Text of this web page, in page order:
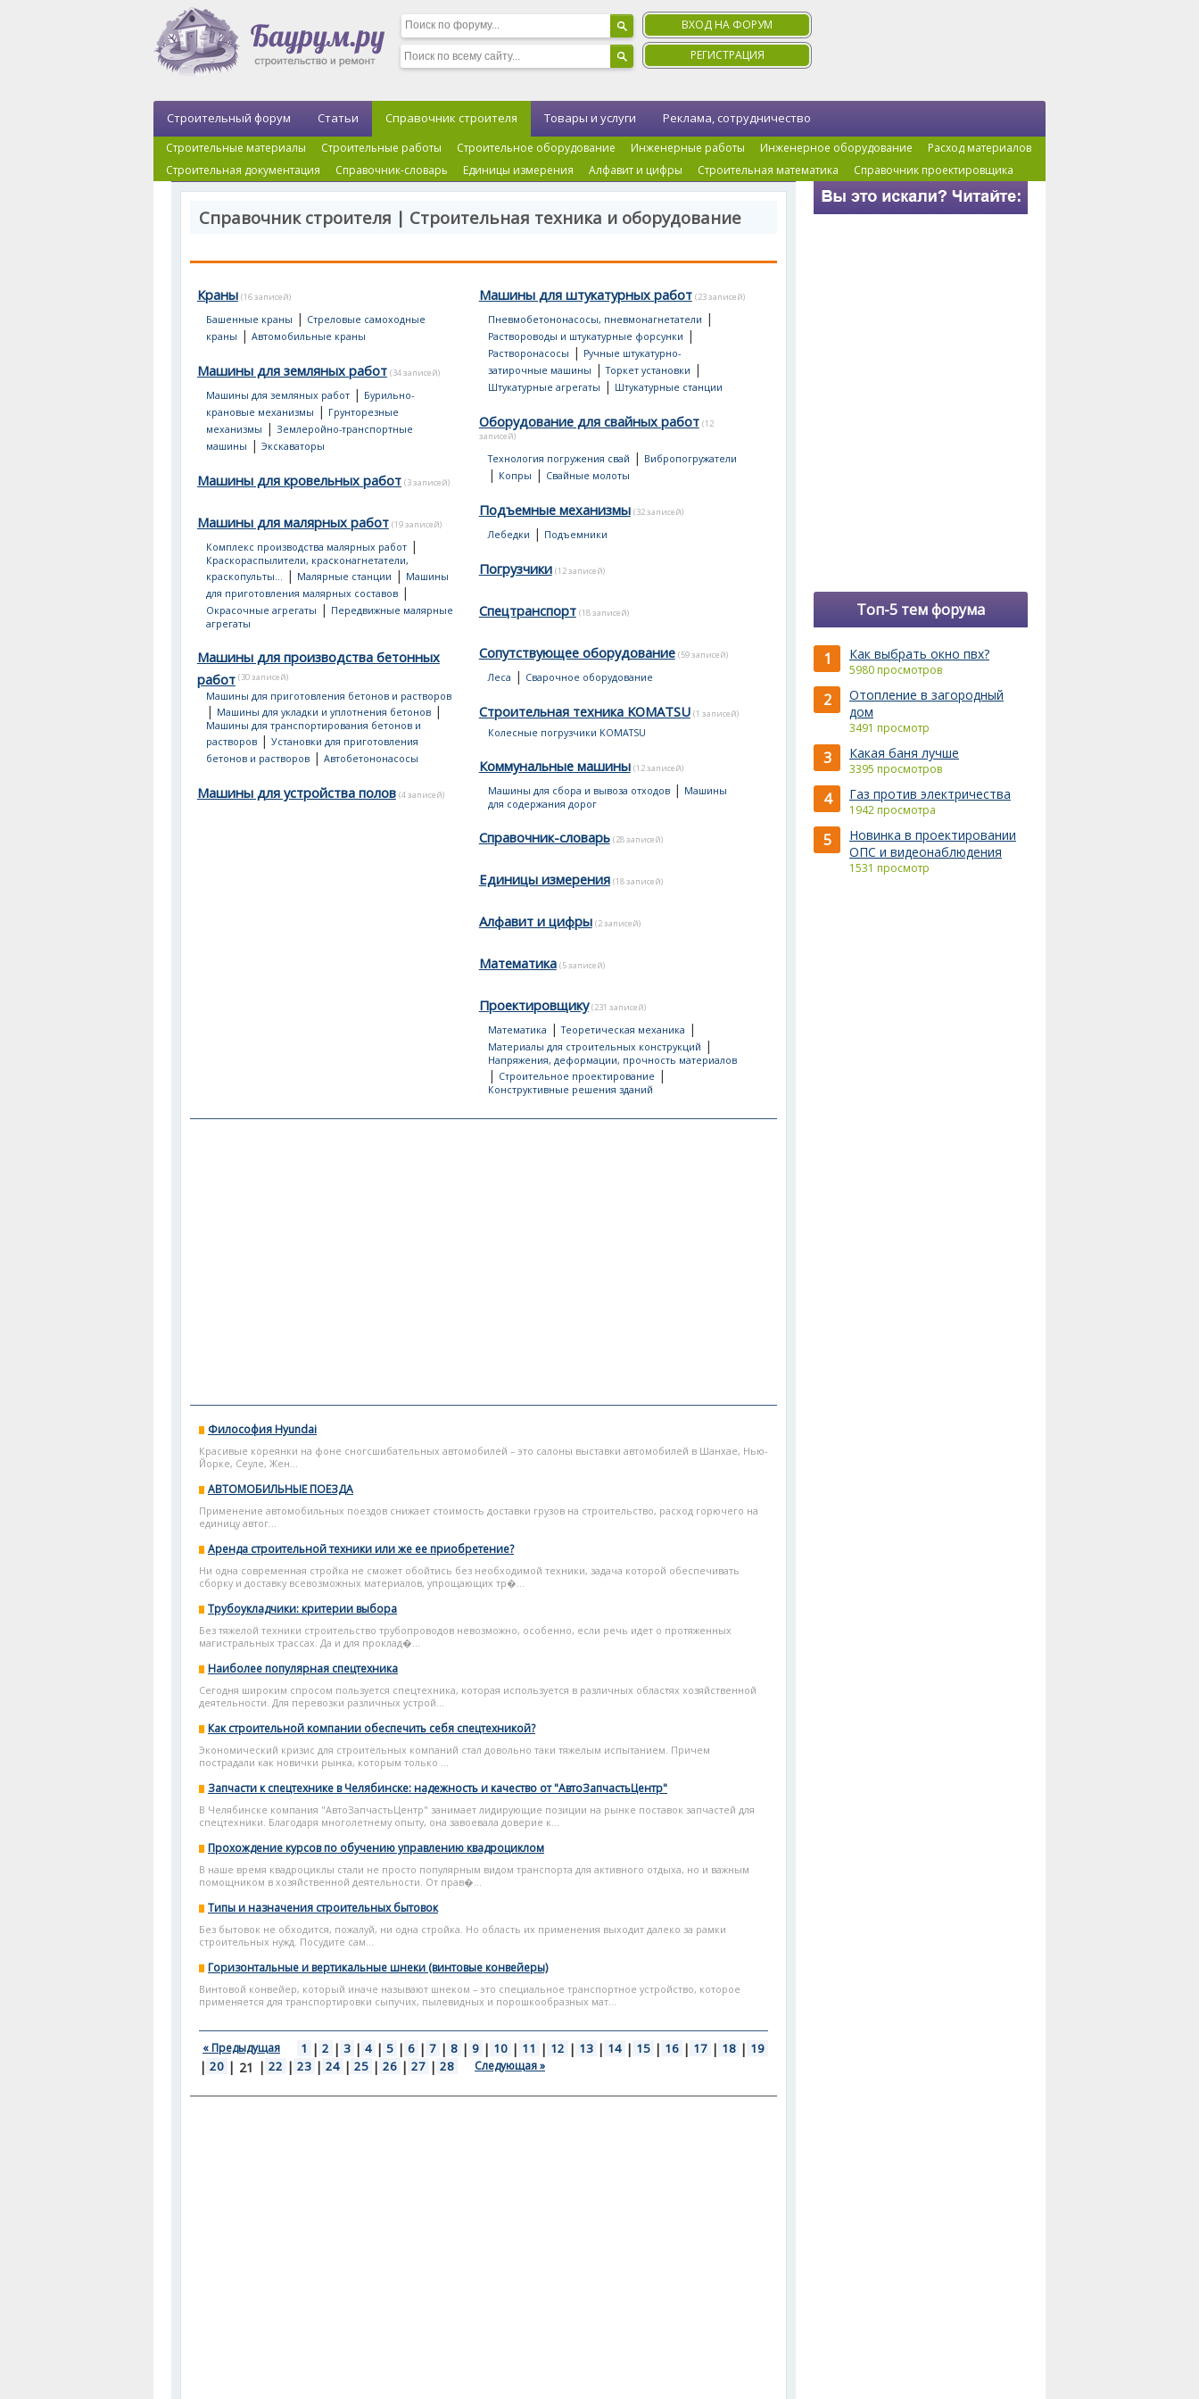
ВХОД НА ФОРУМ
РЕГИСТРАЦИЯ
Строительный форум Статьи Справочник строителя
Строительные материалы Строительные работы Строительное оборудование Инженерные работы Инженерное оборудование
Расход материалов
Строительная документация
Справочник-словарь Единицы измерения Алфавит и цифры Строительная математика Справочник проектировщика
Товары и услуги Реклама, сотрудничество
Справочник строителя | Строительная техника и оборудование
Краны (16 записей)
Башенные краны | Стреловые самоходные
краны | Автомобильные краны
Машины для земляных работ (34 записей)
Машины для земляных работ| Бурильно-
крановые механизмы | Грунторезные
механизмы | Землеройно-транспортные
машины | Экскаваторы
Машины для кровельных работ (3 записей)
Машины для малярных работ (19 записей)
Комплекс производства малярных работ|
Краскораспылители, красконагнетатели,
краскопульты... | Малярные станции | Машины
для приготовления малярных составов|
Окрасочные агрегаты | Передвижные малярные
агрегаты
Машины для производства бетонных
работ (30 записей)
Машины для приготовления бетонов и растворов
| Машины для укладки и уплотнения бетонов|
Машины для транспортирования бетонов и
растворов| Установки для приготовления
бетонов и растворов| Автобетононасосы
Машины для устройства полов (4 записей)
Машины для штукатурных работ (23 записей)
Пневмобетононасосы, пневмонагнетатели |
Раствороводы и штукатурные форсунки |
Растворонасосы | Ручные штукатурно-
затирочные машины |Торкет установки |
Штукатурные агрегаты | Штукатурные станции
Оборудование для свайных работ (12
записей)
Технология погружения свай | Вибропогружатели
| Копры | Свайные молоты
Подъемные механизмы (32 записей)
Лебедки | Подъемники
Погрузчики (12 записей)
Спецтранспорт (18 записей)
Сопутствующее оборудование (59 записей)
Леса | Сварочное оборудование
Строительная техника KOMATSU (1 записей)
Колесные погрузчики KOMATSU
Коммунальные машины (12 записей)
Машины для сбора и вывоза отходов| Машины
для содержания дорог
Справочник-словарь (28 записей)
Единицы измерения (18 записей)
Алфавит и цифры (2 записей)
Математика (5 записей)
Проектировщику (231 записей)
Математика |Теоретическая механика |
Материалы для строительных конструкций |
Напряжения, деформации, прочность материалов
| Строительное проектирование |
Конструктивные решения зданий
Философия Hyundai
Красивые кореянки на фоне сногсшибательных автомобилей – это салоны выставки автомобилей в Шанхае, Нью-
Йорке, Сеуле, Жен...
АВТОМОБИЛЬНЫЕ ПОЕЗДА
Применение автомобильных поездов снижает стоимость доставки грузов на строительство, расход горючего на
единицу автог...
Аренда строительной техники или же ее приобретение?
Ни одна современная стройка не сможет обойтись без необходимой техники, задача которой обеспечивать
сборку и доставку всевозможных материалов, упрощающих тр�...
Трубоукладчики: критерии выбора
Без тяжелой техники строительство трубопроводов невозможно, особенно, если речь идет о протяженных
магистральных трассах. Да и для проклад�...
Наиболее популярная спецтехника
Сегодня широким спросом пользуется спецтехника, которая используется в различных областях хозяйственной
деятельности. Для перевозки различных устрой...
Как строительной компании обеспечить себя спецтехникой?
Экономический кризис для строительных компаний стал довольно таки тяжелым испытанием. Причем
пострадали как новички рынка, которым только ...
Запчасти к спецтехнике в Челябинске: надежность и качество от "АвтоЗапчастьЦентр"
В Челябинске компания "АвтоЗапчастьЦентр" занимает лидирующие позиции на рынке поставок запчастей для
спецтехники. Благодаря многолетнему опыту, она завоевала доверие к...
Прохождение курсов по обучению управлению квадроциклом
В наше время квадроциклы стали не просто популярным видом транспорта для активного отдыха, но и важным
помощником в хозяйственной деятельности. От прав�...
Типы и назначения строительных бытовок
Без бытовок не обходится, пожалуй, ни одна стройка. Но область их применения выходит далеко за рамки
строительных нужд. Посудите сам...
Горизонтальные и вертикальные шнеки (винтовые конвейеры)
Винтовой конвейер, который иначе называют шнеком – это специальное транспортное устройство, которое
применяется для транспортировки сыпучих, пылевидных и порошкообразных мат...
« Предыдущая 1 | 2 | 3 | 4 | 5 | 6 | 7 | 8 | 9 | 10 | 11 | 12 | 13 | 14 | 15 | 16 | 17 | 18 | 19
| 20 | 21 | 22 | 23 | 24 | 25 | 26 | 27 | 28 Следующая »
Топ-5 тем форума
1 Как выбрать окно пвх?
5980 просмотров
2
Отопление в загородный
дом
3491 просмотр
3 Какая баня лучше
3395 просмотров
4 Газ против электричества
1942 просмотра
5
Новинка в проектировании
ОПС и видеонаблюдения
1531 просмотр